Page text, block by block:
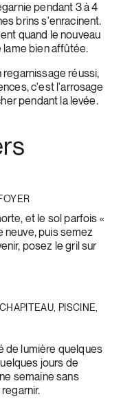
pendant 3 à 4
brins s'enracinent.
quand le nouveau
lame bien affûtée.
regarnissage réussi,
c'est l'arrosage
pendant la levée.
et le sol parfois «
neuve, puis semez
posez le gril sur
PISCINE,
de lumière quelques
jours de
semaine sans